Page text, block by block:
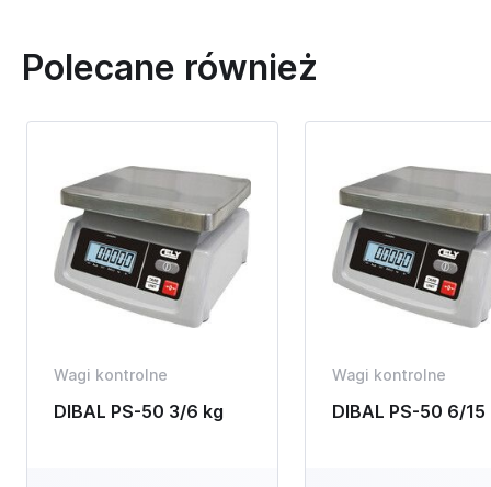
Polecane również
Wagi kontrolne
DIBAL PS-50 3/6 kg
Wagi kontrolne
DIBAL PS-50 6/15